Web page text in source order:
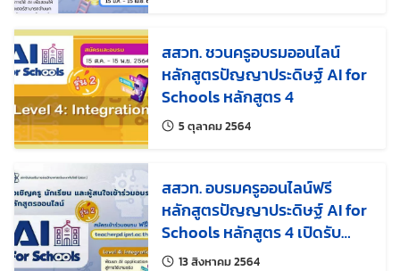
สสวท. ชวนครูอบรมออนไลน์
หลักสูตรปัญญาประดิษฐ์ AI for
Schools หลักสูตร 4
5 ตุลาคม 2564แก้ไขล่าสุดเมื่อ:
สสวท. อบรมครูออนไลน์ฟรี
หลักสูตรปัญญาประดิษฐ์ AI for
Schools หลักสูตร 4 เปิดรับ
สมัคร 15 ส.ค.นี้
13 สิงหาคม 2564แก้ไขล่าสุดเมื่อ: